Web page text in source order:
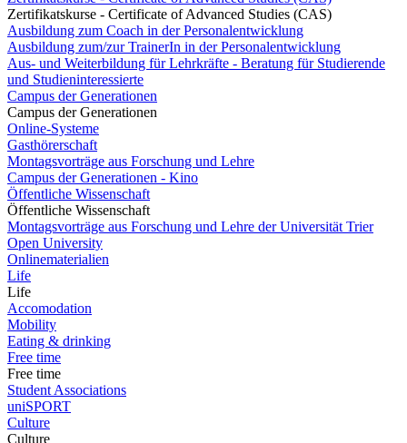
Zertifikatskurse - Certificate of Advanced Studies (CAS)
Ausbildung zum Coach in der Personalentwicklung
Ausbildung zum/zur TrainerIn in der Personalentwicklung
Aus- und Weiterbildung für Lehrkräfte - Beratung für Studierende
und Studieninteressierte
Campus der Generationen
Campus der Generationen
Online-Systeme
Gasthörerschaft
Montagsvorträge aus Forschung und Lehre
Campus der Generationen - Kino
Öffentliche Wissenschaft
Öffentliche Wissenschaft
Montagsvorträge aus Forschung und Lehre der Universität Trier
Open University
Onlinematerialien
Life
Life
Accomodation
Mobility
Eating & drinking
Free time
Free time
Student Associations
uniSPORT
Culture
Culture